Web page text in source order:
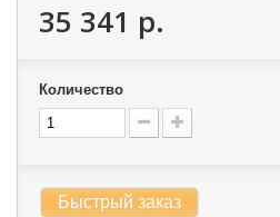
35 341 р.
Количество
Быстрый заказ